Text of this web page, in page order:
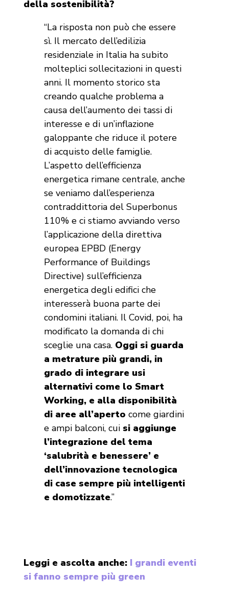
della sostenibilità?
“La risposta non può che essere
sì. Il mercato dell’edilizia
residenziale in Italia ha subito
molteplici sollecitazioni in questi
anni. Il momento storico sta
creando qualche problema a
causa dell’aumento dei tassi di
interesse e di un’inflazione
galoppante che riduce il potere
di acquisto delle famiglie.
L’aspetto dell’efficienza
energetica rimane centrale, anche
se veniamo dall’esperienza
contraddittoria del Superbonus
110% e ci stiamo avviando verso
l’applicazione della direttiva
europea EPBD (Energy
Performance of Buildings
Directive) sull’efficienza
energetica degli edifici che
interesserà buona parte dei
condomini italiani. Il Covid, poi, ha
modificato la domanda di chi
sceglie una casa. Oggi si guarda
a metrature più grandi, in
grado di integrare usi
alternativi come lo Smart
Working, e alla disponibilità
di aree all’aperto come giardini
e ampi balconi, cui si aggiunge
l’integrazione del tema
‘salubrità e benessere’ e
dell’innovazione tecnologica
di case sempre più intelligenti
e domotizzate.”
Leggi e ascolta anche: I grandi eventi
si fanno sempre più green